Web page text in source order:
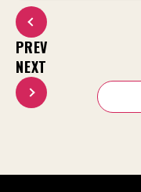
PREV
NEXT